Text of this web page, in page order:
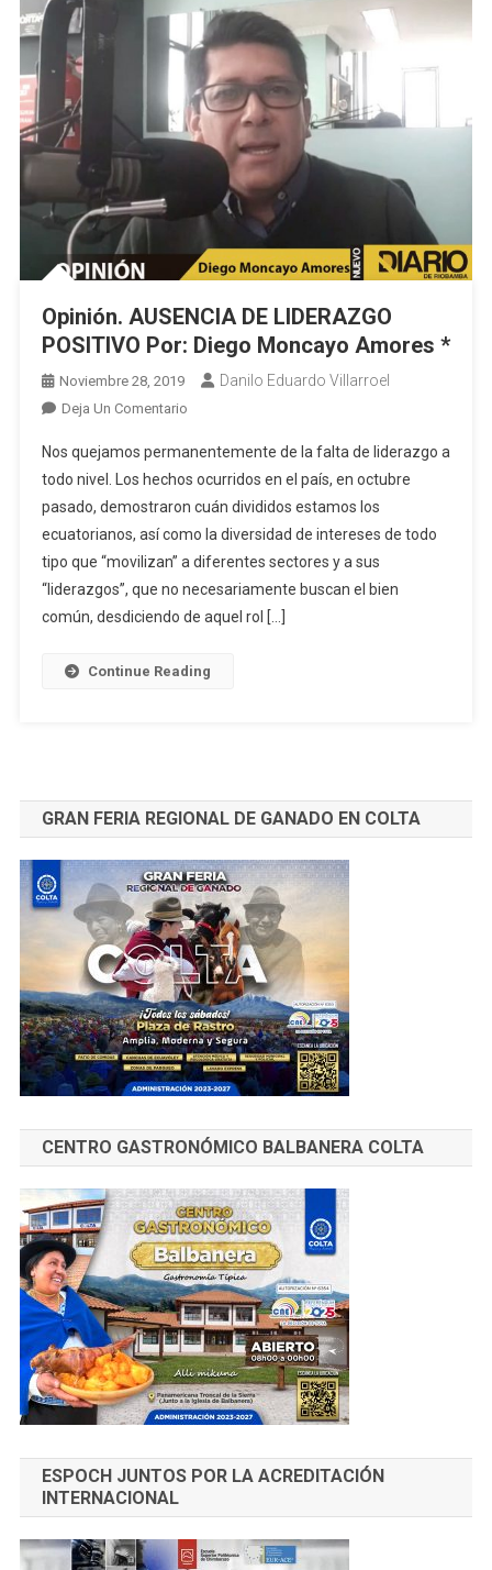
Opinión. AUSENCIA DE LIDERAZGO
POSITIVO Por: Diego Moncayo Amores *
Noviembre 28, 2019 Danilo Eduardo Villarroel
Deja Un ComentarioEn
AUSENCIA
DE
LIDERAZGO
POSITIVO
Por:
Diego
Moncayo
Nos quejamos permanentemente de la falta de liderazgo a
todo nivel. Los hechos ocurridos en el país, en octubre
pasado, demostraron cuán divididos estamos los
ecuatorianos, así como la diversidad de intereses de todo
tipo que “movilizan” a diferentes sectores y a sus
“liderazgos”, que no necesariamente buscan el bien
común, desdiciendo de aquel rol […]
Continue Reading
GRAN FERIA REGIONAL DE GANADO EN COLTA
CENTRO GASTRONÓMICO BALBANERA COLTA
ESPOCH JUNTOS POR LA ACREDITACIÓN
INTERNACIONAL